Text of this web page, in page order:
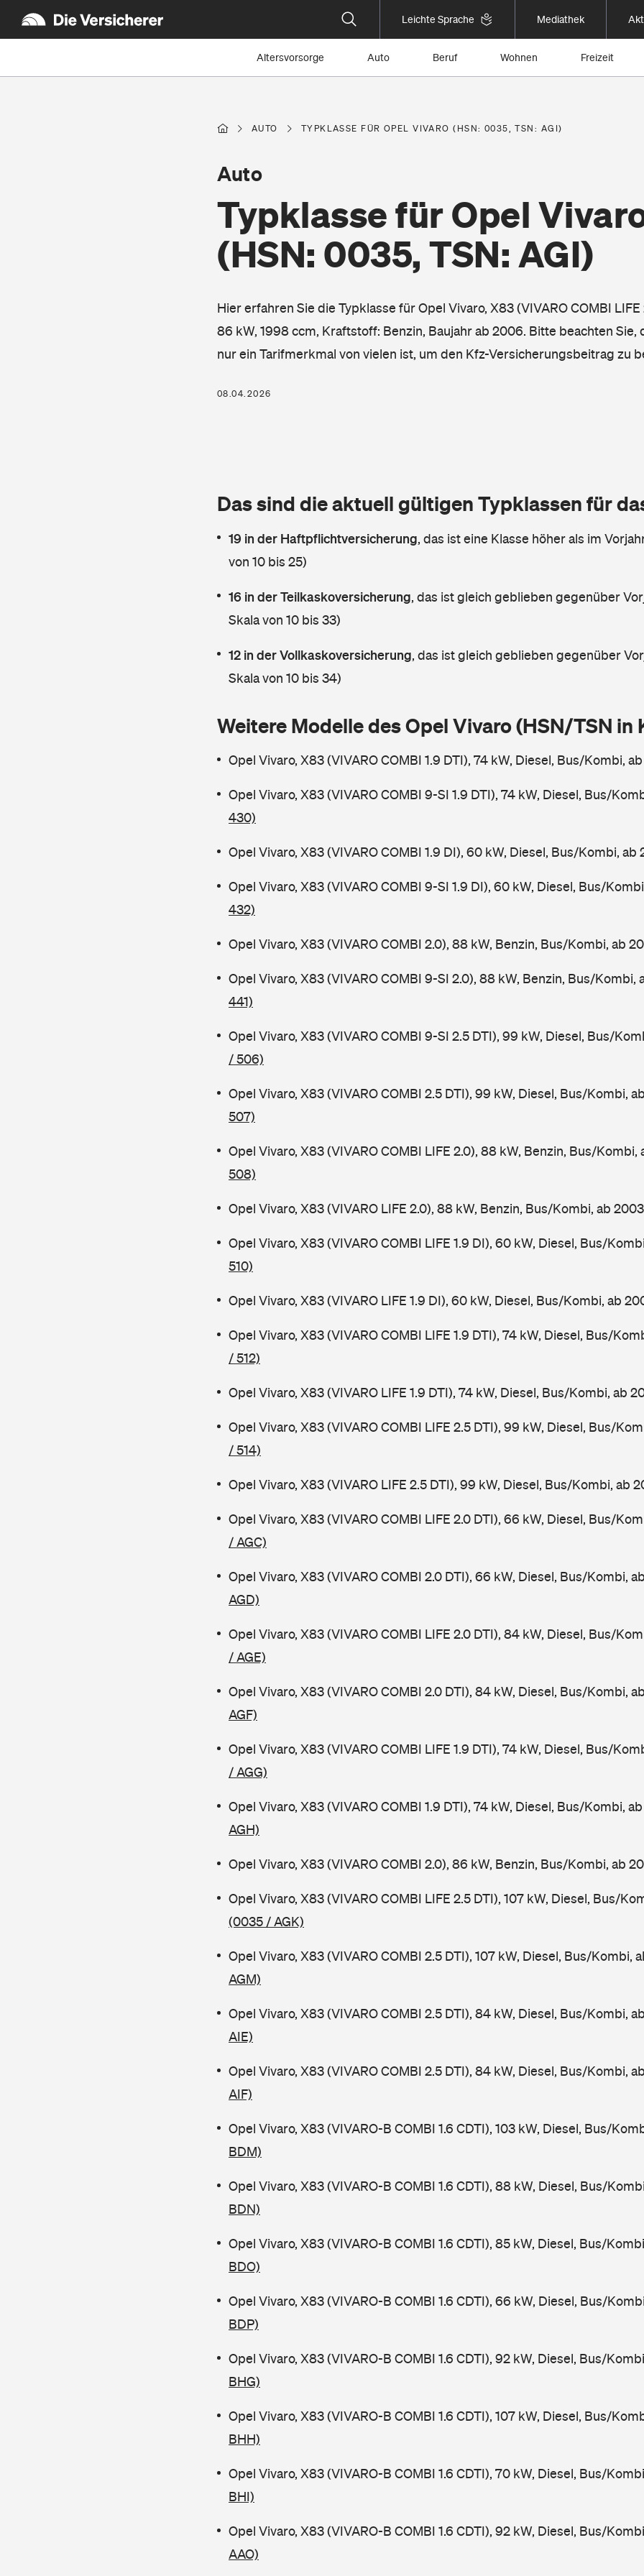
Leichte Sprache Mediathek
Altersvorsorge Auto Beruf Wohnen Freizeit
AUTO TYPKLASSE FÜR OPEL VIVARO (HSN: 0035, TSN: AGI)
Typklasse für Opel
(HSN: 0035, TSN: AGI)
Auto
Hier erfahren Sie die Typklasse für Opel Vivaro, X83 (VIVARO COMBI
86 kW, 1998 ccm, Kraftstoff: Benzin, Baujahr ab 2006. Bitte beachten Sie,
nur ein Tarifmerkmal von vielen ist, um den Kfz-Versicherungsbeitrag zu
08.04.2026
Das sind die aktuell gültigen Typklassen für
19 in der Haftpflichtversicherung, das ist eine Klasse höher als im
von 10 bis 25)
16 in der Teilkaskoversicherung, das ist gleich geblieben gegenüber
Skala von 10 bis 33)
12 in der Vollkaskoversicherung, das ist gleich geblieben gegenüber
Skala von 10 bis 34)
Weitere Modelle des Opel Vivaro (HSN/TSN in
Opel Vivaro, X83 (VIVARO COMBI 1.9 DTI), 74 kW, Diesel, Bus/Kombi,
Opel Vivaro, X83 (VIVARO COMBI 9-SI 1.9 DTI), 74 kW, Diesel, Bus/
430)
Opel Vivaro, X83 (VIVARO COMBI 1.9 DI), 60 kW, Diesel, Bus/Kombi, ab
Opel Vivaro, X83 (VIVARO COMBI 9-SI 1.9 DI), 60 kW, Diesel, Bus/
432)
Opel Vivaro, X83 (VIVARO COMBI 2.0), 88 kW, Benzin, Bus/Kombi, ab
Opel Vivaro, X83 (VIVARO COMBI 9-SI 2.0), 88 kW, Benzin, Bus/Kombi,
441)
Opel Vivaro, X83 (VIVARO COMBI 9-SI 2.5 DTI), 99 kW, Diesel, Bus/
/ 506)
Opel Vivaro, X83 (VIVARO COMBI 2.5 DTI), 99 kW, Diesel, Bus/Kombi,
507)
Opel Vivaro, X83 (VIVARO COMBI LIFE 2.0), 88 kW, Benzin, Bus/Kombi,
508)
Opel Vivaro, X83 (VIVARO LIFE 2.0), 88 kW, Benzin, Bus/Kombi, ab
Opel Vivaro, X83 (VIVARO COMBI LIFE 1.9 DI), 60 kW, Diesel, Bus/
510)
Opel Vivaro, X83 (VIVARO LIFE 1.9 DI), 60 kW, Diesel, Bus/Kombi, ab
Opel Vivaro, X83 (VIVARO COMBI LIFE 1.9 DTI), 74 kW, Diesel, Bus/
/ 512)
Opel Vivaro, X83 (VIVARO LIFE 1.9 DTI), 74 kW, Diesel, Bus/Kombi, ab
Opel Vivaro, X83 (VIVARO COMBI LIFE 2.5 DTI), 99 kW, Diesel, Bus/
/ 514)
Opel Vivaro, X83 (VIVARO LIFE 2.5 DTI), 99 kW, Diesel, Bus/Kombi, ab
Opel Vivaro, X83 (VIVARO COMBI LIFE 2.0 DTI), 66 kW, Diesel, Bus/
/ AGC)
Opel Vivaro, X83 (VIVARO COMBI 2.0 DTI), 66 kW, Diesel, Bus/Kombi,
AGD)
Opel Vivaro, X83 (VIVARO COMBI LIFE 2.0 DTI), 84 kW, Diesel, Bus/
/ AGE)
Opel Vivaro, X83 (VIVARO COMBI 2.0 DTI), 84 kW, Diesel, Bus/Kombi,
AGF)
Opel Vivaro, X83 (VIVARO COMBI LIFE 1.9 DTI), 74 kW, Diesel, Bus/
/ AGG)
Opel Vivaro, X83 (VIVARO COMBI 1.9 DTI), 74 kW, Diesel, Bus/Kombi,
AGH)
Opel Vivaro, X83 (VIVARO COMBI 2.0), 86 kW, Benzin, Bus/Kombi, ab
Opel Vivaro, X83 (VIVARO COMBI LIFE 2.5 DTI), 107 kW, Diesel, Bus/
(0035 / AGK)
Opel Vivaro, X83 (VIVARO COMBI 2.5 DTI), 107 kW, Diesel, Bus/Kombi,
AGM)
Opel Vivaro, X83 (VIVARO COMBI 2.5 DTI), 84 kW, Diesel, Bus/Kombi,
AIE)
Opel Vivaro, X83 (VIVARO COMBI 2.5 DTI), 84 kW, Diesel, Bus/Kombi,
AIF)
Opel Vivaro, X83 (VIVARO-B COMBI 1.6 CDTI), 103 kW, Diesel, Bus/
BDM)
Opel Vivaro, X83 (VIVARO-B COMBI 1.6 CDTI), 88 kW, Diesel, Bus/
BDN)
Opel Vivaro, X83 (VIVARO-B COMBI 1.6 CDTI), 85 kW, Diesel, Bus/
BDO)
Opel Vivaro, X83 (VIVARO-B COMBI 1.6 CDTI), 66 kW, Diesel, Bus/
BDP)
Opel Vivaro, X83 (VIVARO-B COMBI 1.6 CDTI), 92 kW, Diesel, Bus/
BHG)
Opel Vivaro, X83 (VIVARO-B COMBI 1.6 CDTI), 107 kW, Diesel, Bus/
BHH)
Opel Vivaro, X83 (VIVARO-B COMBI 1.6 CDTI), 70 kW, Diesel, Bus/
BHI)
Opel Vivaro, X83 (VIVARO-B COMBI 1.6 CDTI), 92 kW, Diesel, Bus/
AAO)